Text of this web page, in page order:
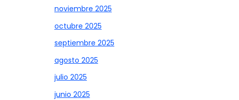
noviembre 2025
octubre 2025
septiembre 2025
agosto 2025
julio 2025
junio 2025